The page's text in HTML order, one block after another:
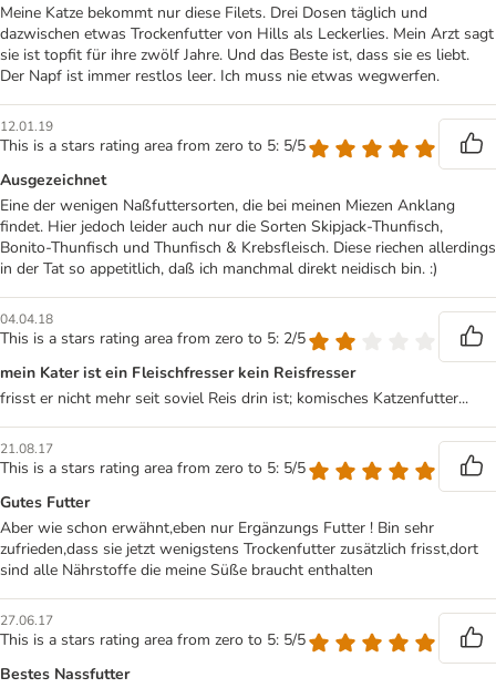
Meine Katze bekommt nur diese Filets. Drei Dosen täglich und
dazwischen etwas Trockenfutter von Hills als Leckerlies. Mein Arzt sagt
sie ist topfit für ihre zwölf Jahre. Und das Beste ist, dass sie es liebt.
Der Napf ist immer restlos leer. Ich muss nie etwas wegwerfen.
12.01.19
This is a stars rating area from zero to 5: 5/5
Ausgezeichnet
Eine der wenigen Naßfuttersorten, die bei meinen Miezen Anklang
findet. Hier jedoch leider auch nur die Sorten Skipjack-Thunfisch,
Bonito-Thunfisch und Thunfisch & Krebsfleisch. Diese riechen allerdings
in der Tat so appetitlich, daß ich manchmal direkt neidisch bin. :)
04.04.18
This is a stars rating area from zero to 5: 2/5
mein Kater ist ein Fleischfresser kein Reisfresser
frisst er nicht mehr seit soviel Reis drin ist; komisches Katzenfutter...
21.08.17
This is a stars rating area from zero to 5: 5/5
Gutes Futter
Aber wie schon erwähnt,eben nur Ergänzungs Futter ! Bin sehr
zufrieden,dass sie jetzt wenigstens Trockenfutter zusätzlich frisst,dort
sind alle Nährstoffe die meine Süße braucht enthalten
27.06.17
This is a stars rating area from zero to 5: 5/5
Bestes Nassfutter